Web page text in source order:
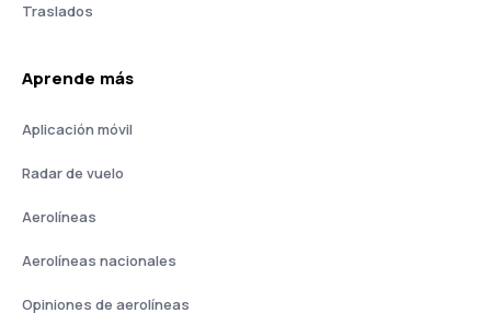
Traslados
Aprende más
Aplicación móvil
Radar de vuelo
Aerolíneas
Aerolíneas nacionales
Opiniones de aerolíneas